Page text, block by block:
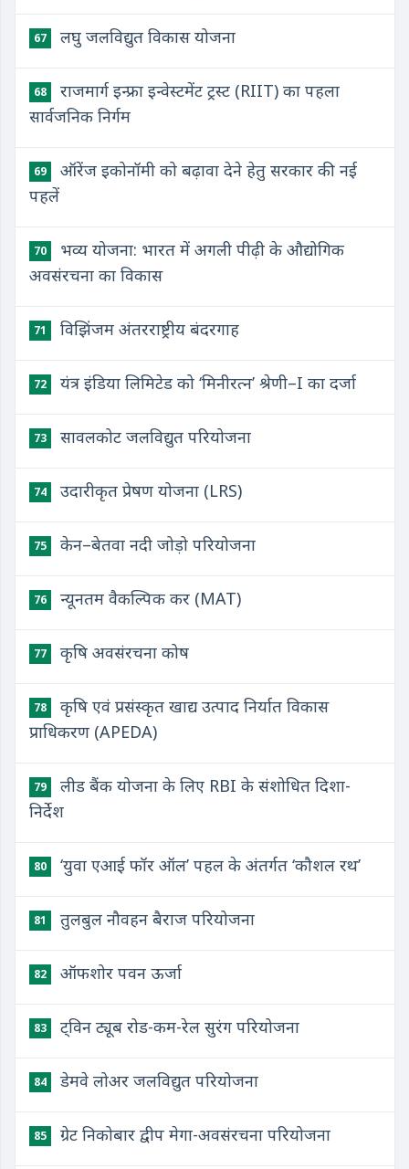
67 लघु जलविद्युत विकास योजना
68
राजमार्ग इन्फ्रा इन्वेस्टमेंट ट्रस्ट (RIIT) का पहला
सार्वजनिक निर्गम
69
ऑरेंज इकोनॉमी को बढ़ावा देने हेतु सरकार की नई
पहलें
70
भव्य योजना: भारत में अगली पीढ़ी के औद्योगिक
अवसंरचना का विकास
71 विझिंजम अंतरराष्ट्रीय बंदरगाह
72 यंत्र इंडिया लिमिटेड को ‘मिनीरत्न’ श्रेणी–I का दर्जा
73 सावलकोट जलविद्युत परियोजना
74 उदारीकृत प्रेषण योजना (LRS)
75 केन–बेतवा नदी जोड़ो परियोजना
76 न्यूनतम वैकल्पिक कर (MAT)
77 कृषि अवसंरचना कोष
78
कृषि एवं प्रसंस्कृत खाद्य उत्पाद निर्यात विकास
प्राधिकरण (APEDA)
79
लीड बैंक योजना के लिए RBI के संशोधित दिशा-
निर्देश
80 ‘युवा एआई फॉर ऑल’ पहल के अंतर्गत ‘कौशल रथ’
81 तुलबुल नौवहन बैराज परियोजना
82 ऑफशोर पवन ऊर्जा
83 ट्विन ट्यूब रोड-कम-रेल सुरंग परियोजना
84 डेमवे लोअर जलविद्युत परियोजना
85 ग्रेट निकोबार द्वीप मेगा-अवसंरचना परियोजना